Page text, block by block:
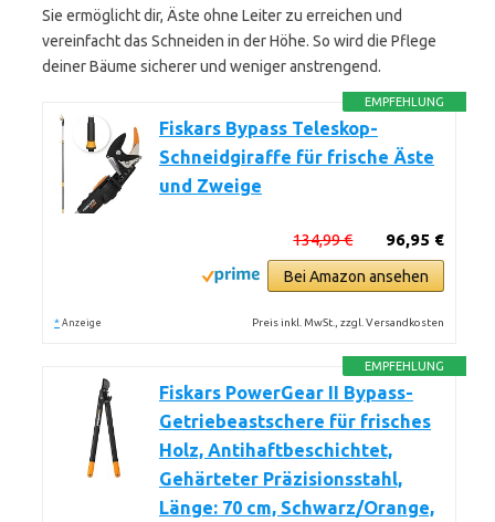
Sie ermöglicht dir, Äste ohne Leiter zu erreichen und
vereinfacht das Schneiden in der Höhe. So wird die Pflege
deiner Bäume sicherer und weniger anstrengend.
EMPFEHLUNG
Fiskars Bypass Teleskop-
Schneidgiraffe für frische Äste
und Zweige
96,95 €
134,99 €
Bei Amazon ansehen
* Anzeige Preis inkl. MwSt., zzgl. Versandkosten
EMPFEHLUNG
Fiskars PowerGear II Bypass-
Getriebeastschere für frisches
Holz, Antihaftbeschichtet,
Gehärteter Präzisionsstahl,
Länge: 70 cm, Schwarz/Orange,